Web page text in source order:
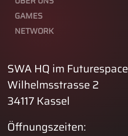
GAMES
NETWORK
SWA HQ im Futurespace
Wilhelmsstrasse 2
34117 Kassel
Öffnungszeiten: